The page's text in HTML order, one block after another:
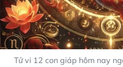
Tử vi 12 con giáp hôm nay